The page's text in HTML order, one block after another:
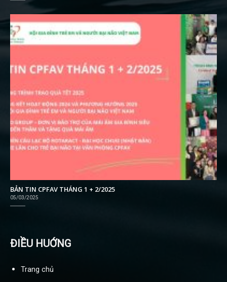
BẢN TIN CPFAV THÁNG 1 + 2/2025
05/03/2025
ĐIỀU HUỚNG
Trang chủ